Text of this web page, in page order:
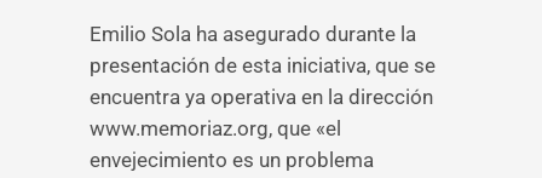
Emilio Sola ha asegurado durante la
presentación de esta iniciativa, que se
encuentra ya operativa en la dirección
www.memoriaz.org, que «el
envejecimiento es un problema